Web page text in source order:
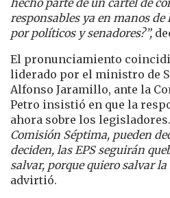
responsables ya en manos
por políticos y senadores?”,
El pronunciamiento
liderado por el ministro de
Alfonso Jaramillo, ante la
Petro insistió en que la
ahora sobre los legisladores.
Comisión Séptima, pueden
deciden, las EPS seguirán
salvar, porque quiero salvar la
advirtió.